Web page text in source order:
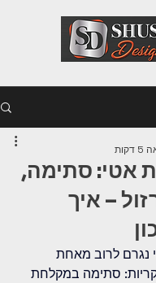
אטי: סתימה,
– איך
נגרם לרוב מאחת
סתימה במקלחת